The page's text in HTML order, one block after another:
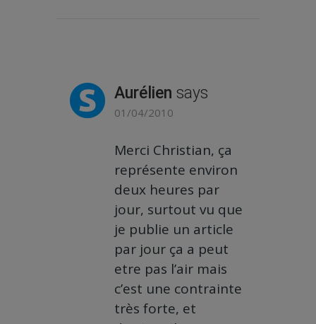
Aurélien says
01/04/2010
Merci Christian, ça
représente environ
deux heures par
jour, surtout vu que
je publie un article
par jour ça a peut
etre pas l’air mais
c’est une contrainte
très forte, et